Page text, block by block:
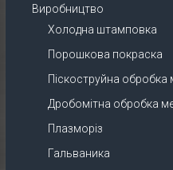
Виробництво
Холодна штамповка
Порошкова покраска
Піскоструйна обробка
Дробомітна обробка
Плазморіз
Гальваника